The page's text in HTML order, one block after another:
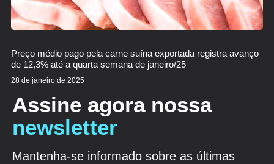
Preço médio pago pela carne suína exportada registra avanço
de 12,3% até a quarta semana de janeiro/25
28 de janeiro de 2025
Assine agora nossa
newsletter
Mantenha-se informado sobre as últimas